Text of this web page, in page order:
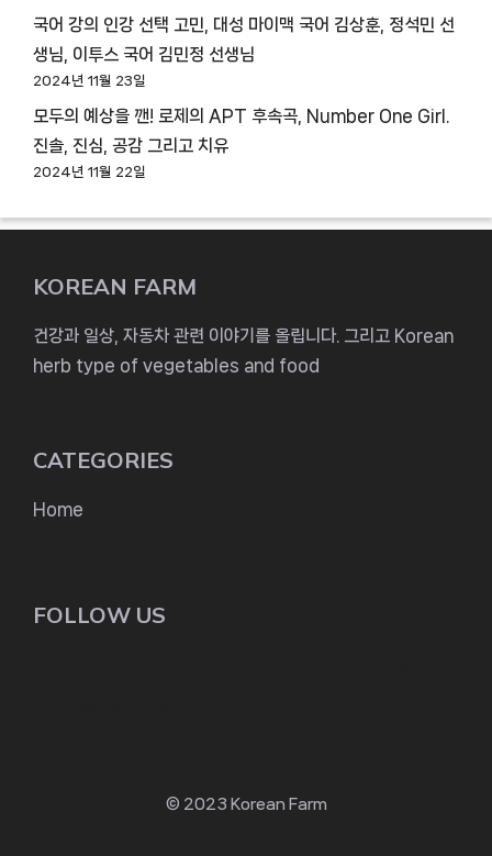
국어 강의 인강 선택 고민, 대성 마이맥 국어 김상훈, 정석민 선
생님, 이투스 국어 김민정 선생님
2024년 11월 23일
모두의 예상을 깬! 로제의 APT 후속곡, Number One Girl.
진솔, 진심, 공감 그리고 치유
2024년 11월 22일
KOREAN FARM
건강과 일상, 자동차 관련 이야기를 올립니다. 그리고 Korean
herb type of vegetables and food
CATEGORIES
Home
FOLLOW US
© 2023 Korean Farm